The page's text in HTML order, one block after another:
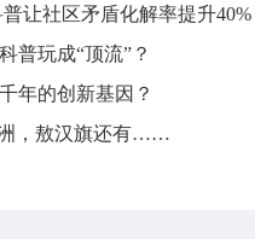
让社区矛盾化解率提升40%
普玩成“顶流”？
年的创新基因？
洲，敖汉旗还有……